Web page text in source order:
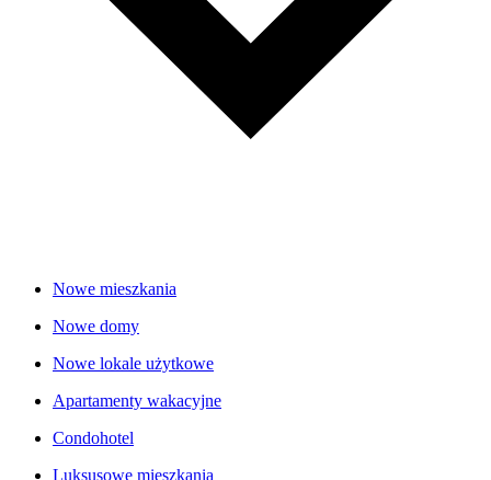
Nowe mieszkania
Nowe domy
Nowe lokale użytkowe
Apartamenty wakacyjne
Condohotel
Luksusowe mieszkania